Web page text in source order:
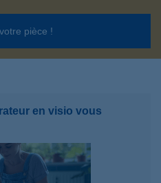
pièce !
en visio vous